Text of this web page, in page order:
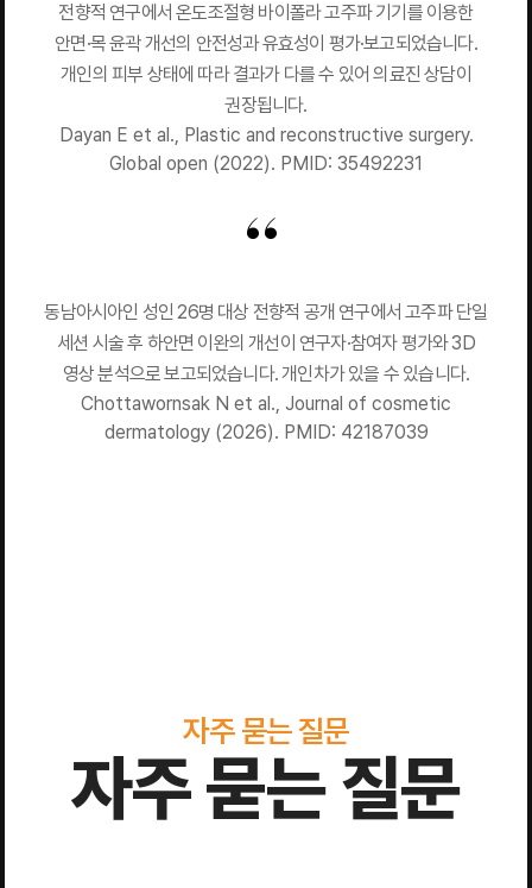
전향적 연구에서 온도조절형 바이폴라 고주파 기기를 이용한
안면·목 윤곽 개선의 안전성과 유효성이 평가·보고되었습니다.
개인의 피부 상태에 따라 결과가 다를 수 있어 의료진 상담이
권장됩니다.
Dayan E et al., Plastic and reconstructive surgery.
Global open (2022). PMID: 35492231
동남아시아인 성인 26명 대상 전향적 공개 연구에서 고주파 단일
세션 시술 후 하안면 이완의 개선이 연구자·참여자 평가와 3D
영상 분석으로 보고되었습니다. 개인차가 있을 수 있습니다.
Chottawornsak N et al., Journal of cosmetic
dermatology (2026). PMID: 42187039
자주 묻는 질문
자주 묻는 질문